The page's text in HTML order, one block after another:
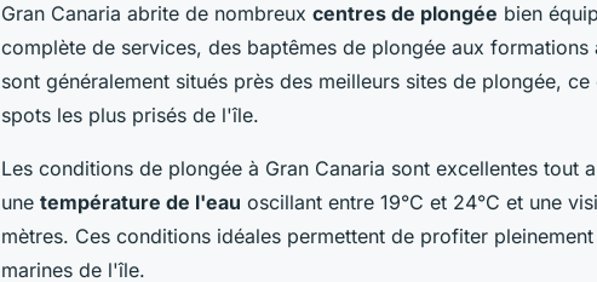
Gran Canaria abrite de nombreux centres de plongée bien
complète de services, des baptêmes de plongée aux formations
sont généralement situés près des meilleurs sites de plongée,
spots les plus prisés de l'île.
Les conditions de plongée à Gran Canaria sont excellentes tout
une température de l'eau oscillant entre 19°C et 24°C et une
mètres. Ces conditions idéales permettent de profiter
marines de l'île.